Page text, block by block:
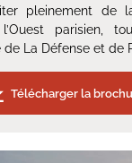
pleinement de
parisien,
La Défense et de
Télécharger la